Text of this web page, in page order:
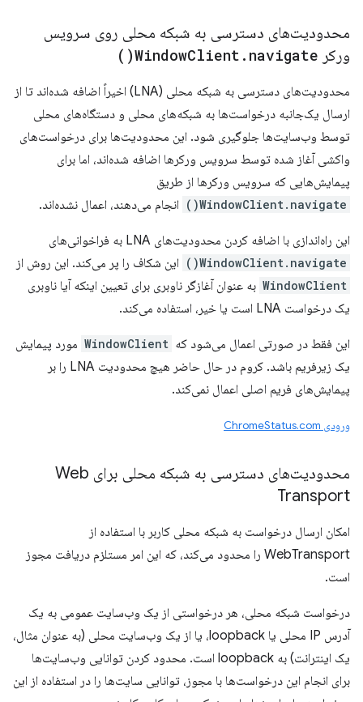
محدودیت‌های دسترسی به شبکه محلی روی سرویس
ورکر
WindowClient . navigate(
)
محدودیت‌های دسترسی به شبکه محلی (LNA) اخیراً اضافه شده‌اند تا از
ارسال یک‌جانبه درخواست‌ها به شبکه‌های محلی و دستگاه‌های محلی
توسط وب‌سایت‌ها جلوگیری شود. این محدودیت‌ها برای درخواست‌های
واکشی آغاز شده توسط سرویس ورکرها اضافه شده‌اند، اما برای
پیمایش‌هایی که سرویس ورکرها از طریق
WindowClient.navigate() انجام می‌دهند، اعمال نشده‌اند.
این راه‌اندازی با اضافه کردن محدودیت‌های LNA به فراخوانی‌های
WindowClient.navigate() این شکاف را پر می‌کند. این روش از
WindowClient به عنوان آغازگر ناوبری برای تعیین اینکه آیا ناوبری
یک درخواست LNA است یا خیر، استفاده می‌کند.
این فقط در صورتی اعمال می‌شود که WindowClient مورد پیمایش
یک زیرفریم باشد. کروم در حال حاضر هیچ محدودیت LNA را بر
پیمایش‌های فریم اصلی اعمال نمی‌کند.
ورودی ChromeStatus.com
محدودیت‌های دسترسی به شبکه محلی برای Web
Transport
امکان ارسال درخواست به شبکه محلی کاربر با استفاده از
WebTransport را محدود می‌کند، که این امر مستلزم دریافت مجوز
است.
درخواست شبکه محلی، هر درخواستی از یک وب‌سایت عمومی به یک
آدرس IP محلی یا loopback، یا از یک وب‌سایت محلی (به عنوان مثال،
یک اینترانت) به loopback است. محدود کردن توانایی وب‌سایت‌ها
برای انجام این درخواست‌ها با مجوز، توانایی سایت‌ها را در استفاده از این